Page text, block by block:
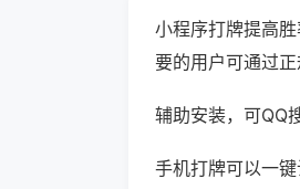
小程序打牌提高
要的用户可通过正
辅助安装，可QQ
手机打牌可以一